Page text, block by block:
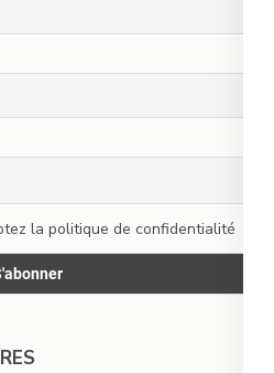
la politique de confidentialité